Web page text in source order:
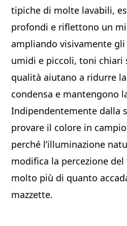
tipiche di molte lavabili,
profondi e riflettono un
ampliando visivamente
umidi e piccoli, toni chiari
qualità aiutano a ridurre
condensa e mantengono
Indipendentemente dalla
provare il colore in
perché l’illuminazione
modifica la percezione del
molto più di quanto
mazzette.